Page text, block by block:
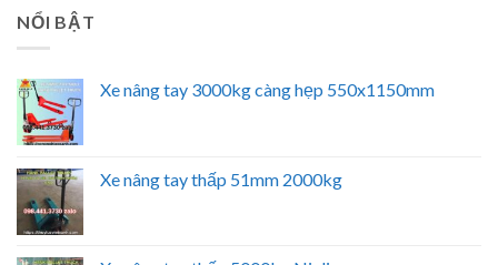
NỔI BẬT
Xe nâng tay 3000kg càng hẹp 550x1150mm
Xe nâng tay thấp 51mm 2000kg